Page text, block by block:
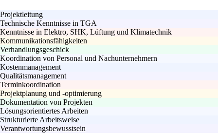
Projektleitung
Technische Kenntnisse in TGA
Kenntnisse in Elektro, SHK, Lüftung und Klimatechnik
Kommunikationsfähigkeiten
Verhandlungsgeschick
Koordination von Personal und Nachunternehmern
Kostenmanagement
Qualitätsmanagement
Terminkoordination
Projektplanung und -optimierung
Dokumentation von Projekten
Lösungsorientiertes Arbeiten
Strukturierte Arbeitsweise
Verantwortungsbewusstsein